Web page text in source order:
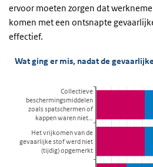
ervoor moeten zorgen dat
komen met een ontsnapte
effectief.